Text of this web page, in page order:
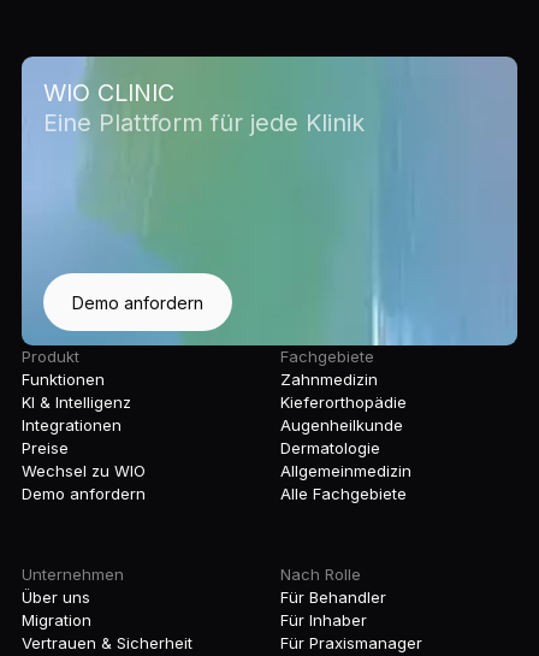
WIO CLINIC
Eine Plattform für jede Klinik
Demo anfordern
Produkt
Funktionen
KI & Intelligenz
Integrationen
Preise
Wechsel zu WIO
Demo anfordern
Fachgebiete
Zahnmedizin
Kieferorthopädie
Augenheilkunde
Dermatologie
Allgemeinmedizin
Alle Fachgebiete
Unternehmen
Über uns
Migration
Vertrauen & Sicherheit
Nach Rolle
Für Behandler
Für Inhaber
Für Praxismanager